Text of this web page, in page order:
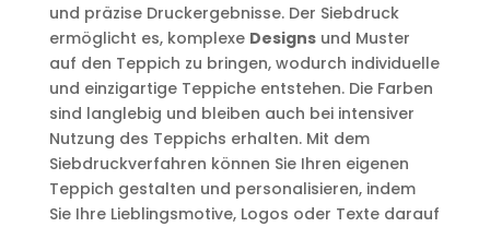
und präzise Druckergebnisse. Der Siebdruck
ermöglicht es, komplexe Designsund Muster
auf den Teppich zu bringen, wodurch individuelle
und einzigartige Teppiche entstehen. Die Farben
sind langlebig und bleiben auch bei intensiver
Nutzung des Teppichs erhalten. Mit dem
Siebdruckverfahren können Sie Ihren eigenen
Teppich gestalten und personalisieren, indem
Sie Ihre Lieblingsmotive, Logos oder Texte darauf